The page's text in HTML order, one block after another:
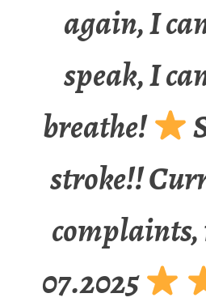
again, I
speak, I
breathe!
stroke!!
07.2025